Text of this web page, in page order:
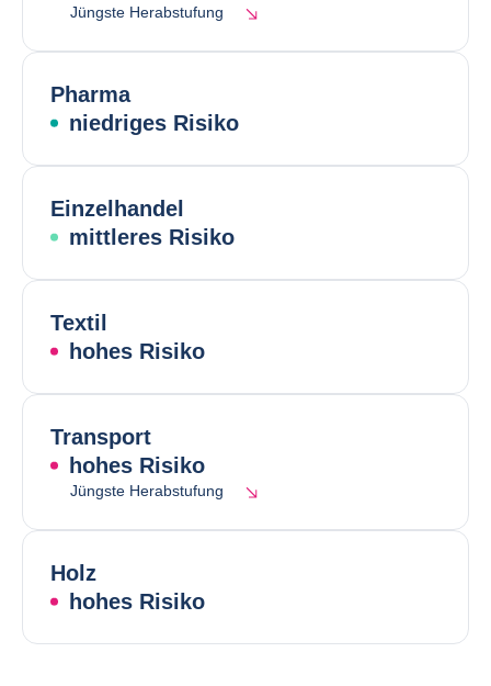
Jüngste Herabstufung
Pharma
niedriges Risiko
Einzelhandel
mittleres Risiko
Textil
hohes Risiko
Transport
hohes Risiko
Jüngste Herabstufung
Holz
hohes Risiko